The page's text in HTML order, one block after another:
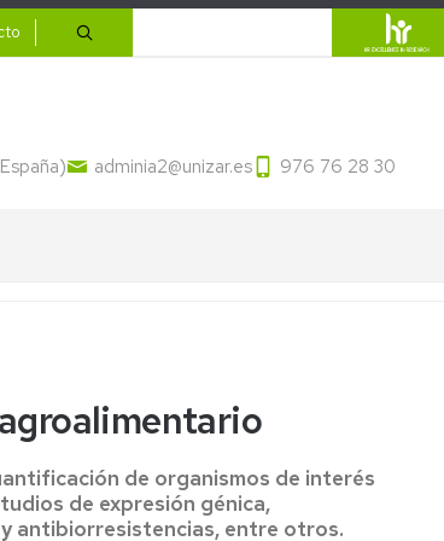
adminia2@unizar.es 976 76 28 30
de organismos de interés
de expresión génica,
antibiorresistencias, entre otros.